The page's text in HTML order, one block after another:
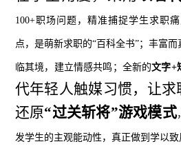
100+职场问题，精准捕捉学生求职
点，是萌新求职的“百科全书”；丰富
临其境，建立情感共鸣；全新的文字+
代年轻人触媒习惯，让求
还原“过关斩将”游戏模式
发学生的主观能动性，真正做到学以